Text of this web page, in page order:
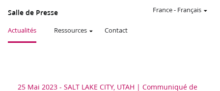
Salle de Presse
Actualités Ressources Contact
France- Français
25 Mai 2023 - SALT LAKE CITY, UTAH Communiqué de